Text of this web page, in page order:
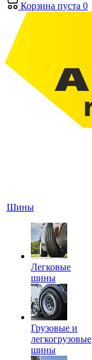
Корзина пуста 0
Шины
Легковые
шины
Грузовые и
легкогрузовые
шины